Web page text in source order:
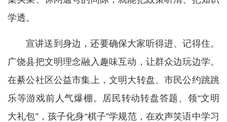
学透。
宣讲送到身边，还要确保大家听得进、记得住。
广饶县把文明理念融入趣味互动，让群众边玩边学。
在綦公社区公益市集上，文明大转盘、市民公约跳跳
乐等游戏前人气爆棚。居民转动转盘答题、领“文明
大礼包”，孩子化身“棋子”学规范，在欢声笑语中学习